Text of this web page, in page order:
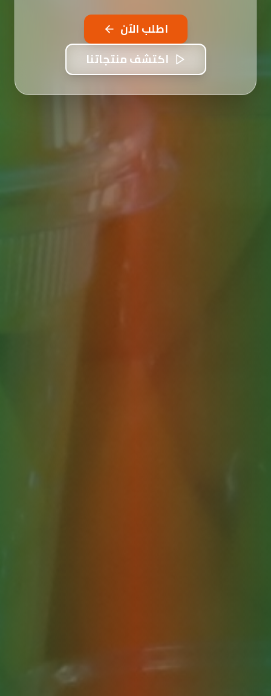
اطلب الآن
اكتشف منتجاتنا